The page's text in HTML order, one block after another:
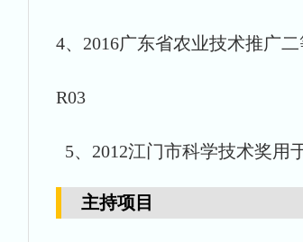
4、2016广东省农业技术推广
R03
5、2012江门市科学技术奖用
主持项目